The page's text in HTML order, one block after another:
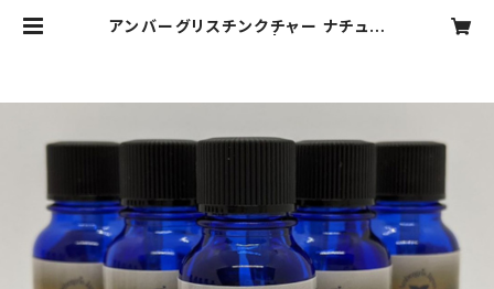
アンバーグリスチンクチャー ナチュラ